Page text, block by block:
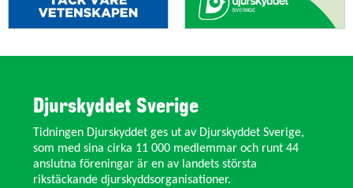
Djurskyddet Sverige
Tidningen Djurskyddet ges ut av Djurskyddet Sverige,
som med sina cirka 11 000 medlemmar och runt 44
anslutna föreningar är en av landets största
rikstäckande djurskyddsorganisationer.